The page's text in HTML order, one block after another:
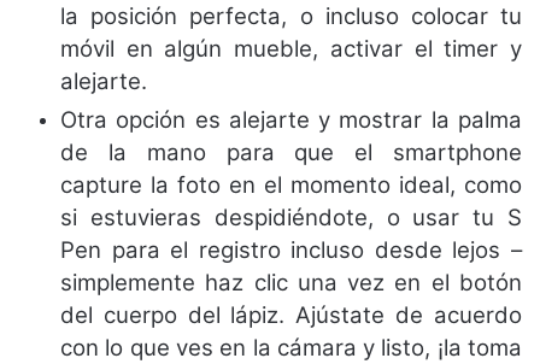
la posición perfecta, o incluso colocar tu
móvil en algún mueble, activar el timer y
alejarte.
Otra opción es alejarte y mostrar la palma
de la mano para que el smartphone
capture la foto en el momento ideal, como
si estuvieras despidiéndote, o usar tu S
Pen para el registro incluso desde lejos –
simplemente haz clic una vez en el botón
del cuerpo del lápiz. Ajústate de acuerdo
con lo que ves en la cámara y listo, ¡la toma